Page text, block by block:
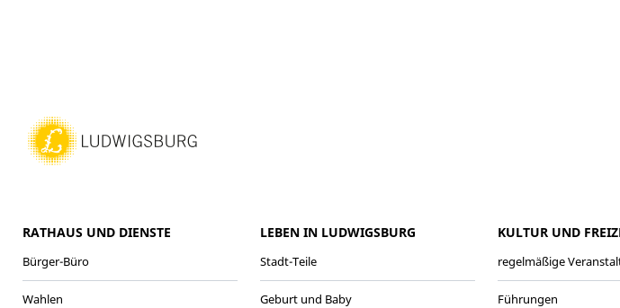
RATHAUS UND DIENSTE
Bürger-Büro
Wahlen
LEBEN IN LUDWIGSBURG
Stadt-Teile
Geburt und Baby
KULTUR UND
regelmäßige
Führungen